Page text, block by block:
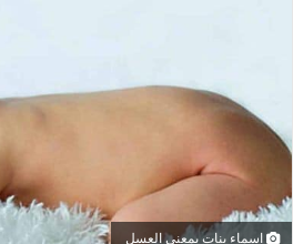
اسماء بنات بمعنى العسل